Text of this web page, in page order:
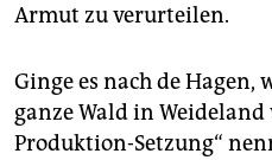
Armut zu verurteilen.
Ginge es nach de Hagen,
ganze Wald in
Produktion-Setzung“